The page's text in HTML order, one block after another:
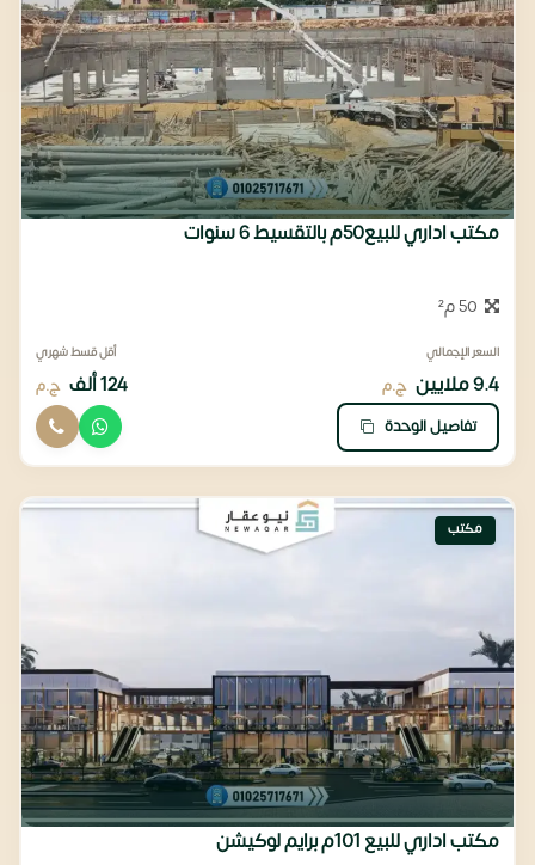
مكتب اداري للبيع50م بالتقسيط 6 سنوات
السعر الإجمالي
9.4 ملايين ج.م
أقل قسط شهري
124 ألف ج.م
تفاصيل الوحدة
مكتب
مكتب اداري للبيع 101م برايم لوكيشن